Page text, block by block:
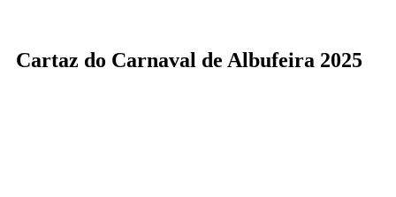
Cartaz do Carnaval de Albufeira 2025